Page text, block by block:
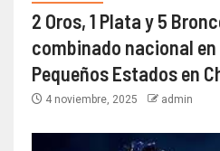
2 Oros, 1 Plata y 5
combinado nacional en
Pequeños Estados en
4 noviembre, 2025 admin